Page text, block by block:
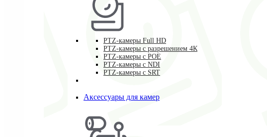
PTZ-камеры Full HD
PTZ-камеры с разрешением 4К
PTZ-камеры с POE
PTZ-камеры c NDI
PTZ-камеры с SRT
Аксессуары для камер